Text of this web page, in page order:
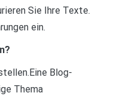
Sie Ihre Texte.
ein.
Blog-
Thema